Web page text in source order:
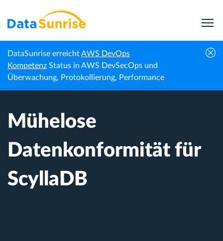
DataSunrise erreichtAWS DevOps
Kompetenz Status in AWS DevSecOps und
Überwachung, Protokollierung, Performance
Startseite Wissenszentrum Mühelose Datenkonformität für ScyllaDB
Mühelose
Datenkonformität für
ScyllaDB